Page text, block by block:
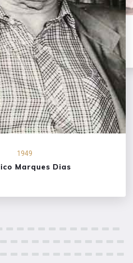
1953
Pedrosa Moleirinho